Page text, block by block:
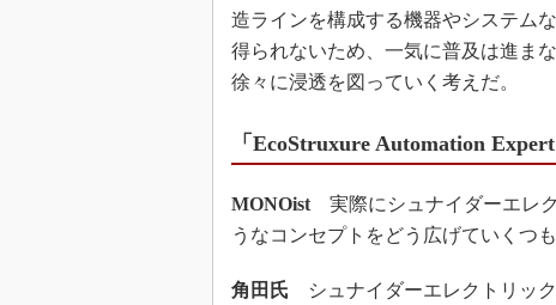
造ラインを構成する機器やシステム
得られないため、一気に普及は進ま
徐々に浸透を図っていく考えだ。
「EcoStruxure Automation
MONOist 実際にシュナイダーエレク
うなコンセプトをどう広げていくつ
角田氏 シュナイダーエレクトリック